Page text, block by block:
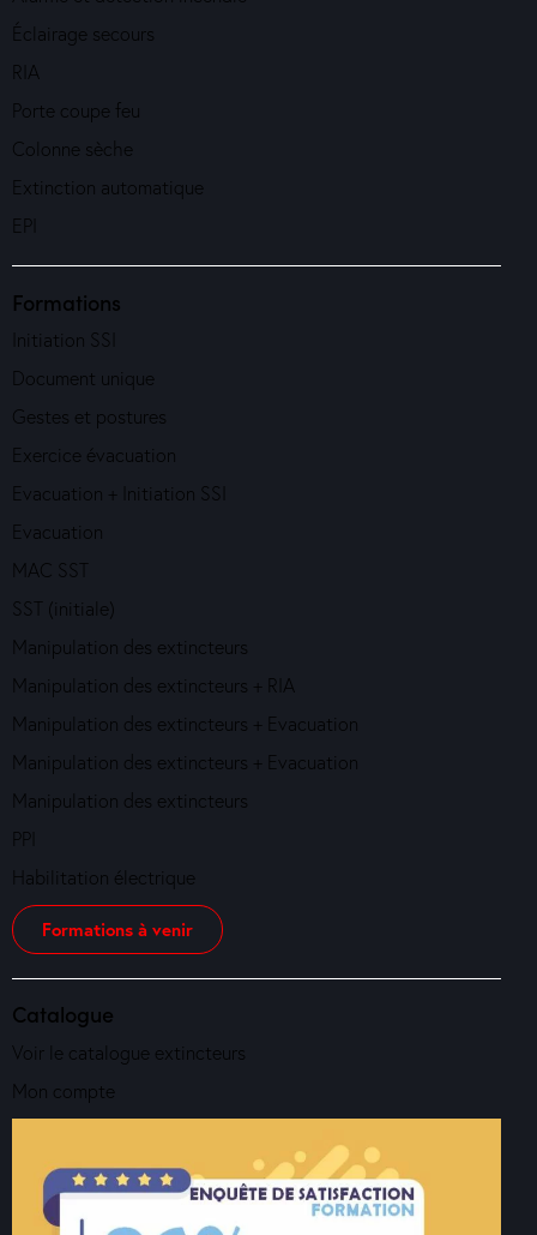
Éclairage secours
RIA
Porte coupe feu
Colonne sèche
Extinction automatique
EPI
Formations
Initiation SSI
Document unique
Gestes et postures
Exercice évacuation
Evacuation + Initiation SSI
Evacuation
MAC SST
SST (initiale)
Manipulation des extincteurs
Manipulation des extincteurs + RIA
Manipulation des extincteurs + Evacuation
Manipulation des extincteurs + Evacuation
Manipulation des extincteurs
PPI
Habilitation électrique
Formations à venir
Catalogue
Voir le catalogue extincteurs
Mon compte